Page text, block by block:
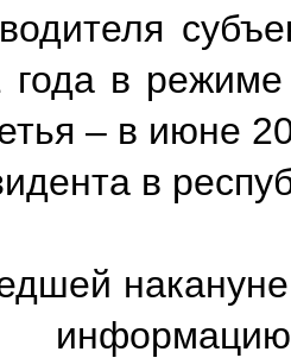
года в
– в июне
в
накануне